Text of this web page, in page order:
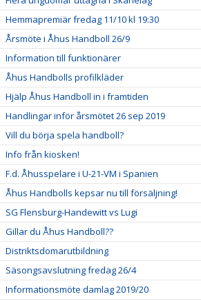
Hemmapremiär fredag 11/10 kl 19:30
Årsmöte i Åhus Handboll 26/9
Information till funktionärer
Åhus Handbolls profilkläder
Hjälp Åhus Handboll in i framtiden
Handlingar inför årsmötet 26 sep 2019
Vill du börja spela handboll?
Info från kiosken!
F.d. Åhusspelare i U-21-VM i Spanien
Åhus Handbolls kepsar nu till försäljning!
SG Flensburg-Handewitt vs Lugi
Gillar du Åhus Handboll??
Distriktsdomarutbildning
Säsongsavslutning fredag 26/4
Informationsmöte damlag 2019/20